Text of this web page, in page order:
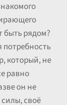
быть рядом?
потребность
который, не
равно
он не
своё